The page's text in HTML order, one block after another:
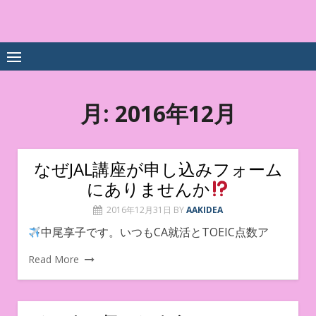
content
数UPｽｸｰﾙ
月: 2016年12月
なぜJAL講座が申し込みフォーム
にありませんか
2016年12月31日 BYAAKIDEA
中尾享子です。いつもCA就活とTOEIC点数ア
Read More